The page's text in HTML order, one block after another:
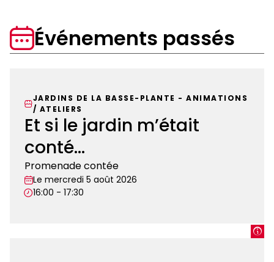
Événements passés
Et si le jardin m’était
conté…
Promenade contée
Le mercredi 5 août 2026
16:00 - 17:30
JARDINS DE LA BASSE-PLANTE - ANIMATIONS
/ ATELIERS